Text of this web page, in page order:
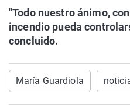
"Todo nuestro ánimo,
incendio pueda
concluido.
María Guardiola